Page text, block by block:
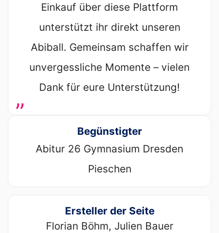
„
Einkauf über diese Plattform
unterstützt ihr direkt unseren
Abiball. Gemeinsam schaffen wir
unvergessliche Momente – vielen
Dank für eure Unterstützung!
Begünstigter
Abitur 26 Gymnasium Dresden
Pieschen
Ersteller der Seite
Florian Böhm, Julien Bauer